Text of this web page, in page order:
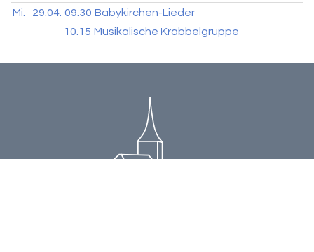
Mi.
29.04. 09.30 Babykirchen-Lieder
10.15 Musikalische Krabbelgruppe